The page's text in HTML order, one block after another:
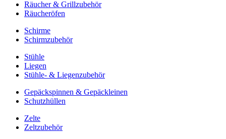
Räucher & Grillzubehör
Räucheröfen
Schirme
Schirmzubehör
Stühle
Liegen
Stühle- & Liegenzubehör
Gepäckspinnen & Gepäckleinen
Schutzhüllen
Zelte
Zeltzubehör